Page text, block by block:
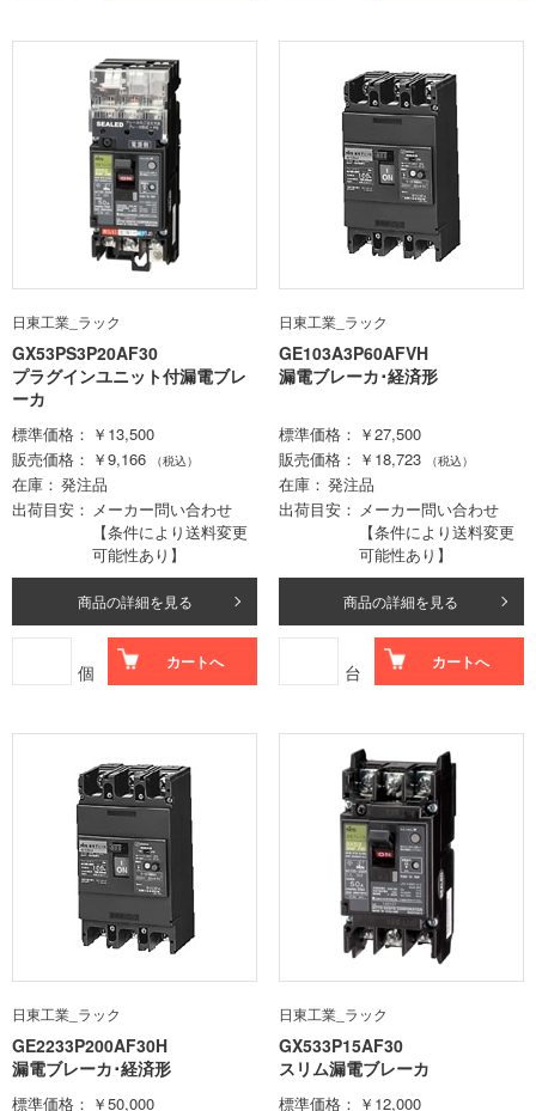
日東工業_ラック
GX53PS3P20AF30
プラグインユニット付漏電ブレ
ーカ
標準価格
￥13,500
販売価格
￥9,166 （税込）
在庫
発注品
出荷目安
メーカー問い合わせ
【条件により送料変更
可能性あり】
商品の詳細を見る
個 カートへ
日東工業_ラック
GE103A3P60AFVH
漏電ブレーカ･経済形
標準価格
￥27,500
販売価格
￥18,723 （税込）
在庫
発注品
出荷目安
メーカー問い合わせ
【条件により送料変更
可能性あり】
商品の詳細を見る
台 カートへ
日東工業_ラック
GE2233P200AF30H
漏電ブレーカ･経済形
標準価格 ￥50,000
日東工業_ラック
GX533P15AF30
スリム漏電ブレーカ
標準価格 ￥12,000